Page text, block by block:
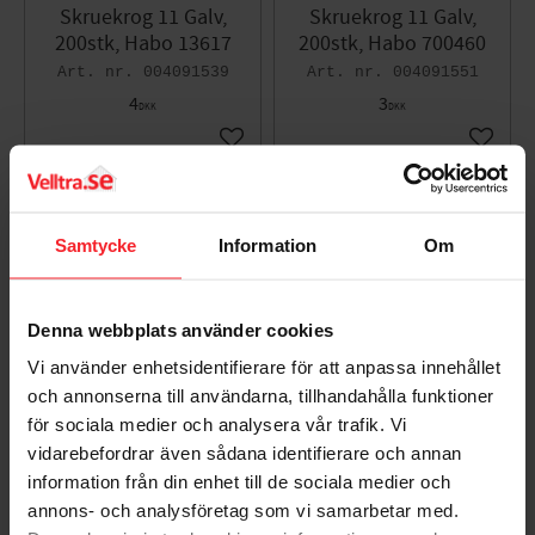
Samtycke Information Om
Denna webbplats använder cookies
Vi använder enhetsidentifierare för att anpassa innehållet
och annonserna till användarna, tillhandahålla funktioner
för sociala medier och analysera vår trafik. Vi
vidarebefordrar även sådana identifierare och annan
information från din enhet till de sociala medier och
annons- och analysföretag som vi samarbetar med.
Skruekrog 11 Galv,
200stk, Habo 13617
004091539
4DKK
Gem som favorit
Skruekrog 11 Galv,
200stk, Habo 700460
004091551
3DKK
Gem
Skruekrog 11 Hvid,
5stk, Habo 19927
33 DKK
Skruekrog 11 Galv,
200stk, Habo 700424